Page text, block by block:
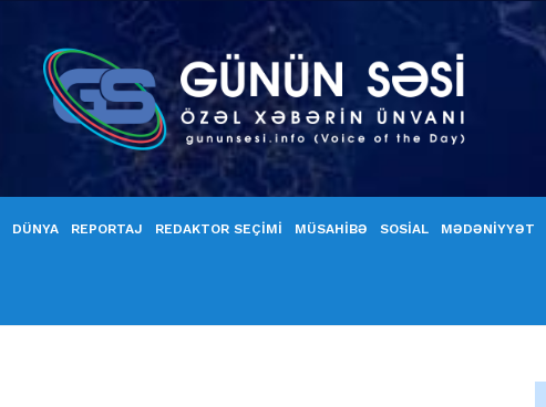
DÜNYA REPORTAJ REDAKTOR SEÇİMİ MÜSAHİBƏ SOSİAL MƏDƏNİYYƏT